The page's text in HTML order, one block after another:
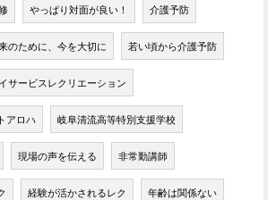
やっぱり対面が良い！ 介護予防
のために、今を大切に 若い頃から介護予防
サービスレクリエーション
アロハ 岐阜清流高等特別支援学校
現場の声を伝える 非常勤講師
経験が活かされるレク 年齢は関係ない